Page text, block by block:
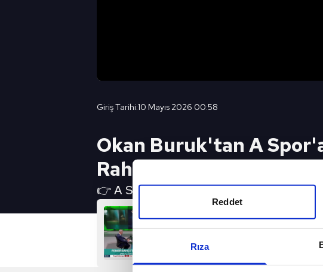
Rıza
Reddet
Giriş Tarihi:10 Mayıs 2026 00:58
Okan Buruk'tan A
Rahat Hem De Sancılı
👉 A SPOR YouTube Canlı Yayın İçin Tıkla